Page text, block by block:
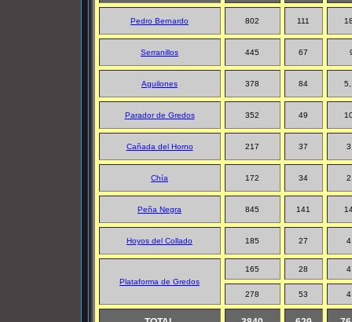
Pedro Bernardo 802 111
Serranillos 445 67
Aguilones 378 84
Parador de Gredos 352 49
Cañada del Horno 217 37
Chía 172 34
Peña Negra 845 141
Hoyos del Collado 185 27
Plataforma de Gredos
165 28
278 53